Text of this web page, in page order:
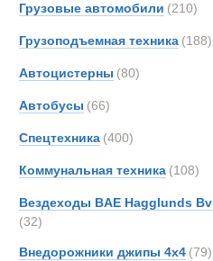
Грузовые автомобили (210)
Грузоподъемная техника (188)
Автоцистерны (80)
Автобусы (66)
Спецтехника (400)
Коммунальная техника (108)
Вездеходы BAE Hagglunds Bv
(32)
Внедорожники джипы 4х4 (79)